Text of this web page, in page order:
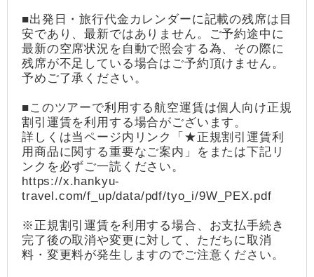
■出発日・旅行代金カレンダーに記載の残席は目
安であり、最新ではありません。ご予約途中に
最新の空席状況を自動で照会する為、その際に
残席が不足している場合はご予約頂けません。
予めご了承ください。
■このツアーで利用する航空運賃は個人向け正規
割引運賃を利用する場合がございます。
詳しくは当ページ内リンク「★正規割引運賃利
用商品に関する重要なご案内」をまたは下記リ
ンクを必ずご一読ください。
https://x.hankyu-
travel.com/f_up/data/pdf/tyo_i/9W_PEX.pdf
※正規割引運賃を利用する場合、お支払手続き
完了後の取消や変更に対して、ただちに取消
料・変更料が発生しますのでご注意ください。